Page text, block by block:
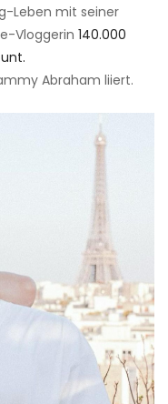
Leben mit seiner
Vloggerin 140.000
Abraham liiert.